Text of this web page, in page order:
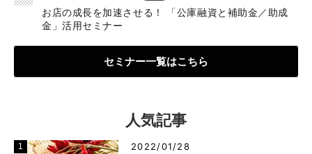
お店の成長を加速させる！ 「公庫融資と補助金／助成
金」活用セミナー
セミナー一覧はこちら
人気記事
2022/01/28